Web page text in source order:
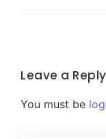
Leave a Reply
You must be